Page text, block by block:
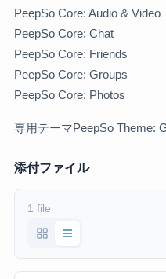
PeepSo Core: Audio & Video
PeepSo Core: Chat
PeepSo Core: Friends
PeepSo Core: Groups
PeepSo Core: Photos
専用テーマPeepSo Theme:
添付ファイル
1 file